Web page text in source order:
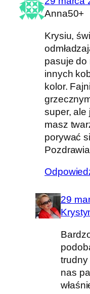
Anna50+
Krysiu,
pasuje do
innych
kolor.
super, ale
masz
porywać
29
trudny
nas